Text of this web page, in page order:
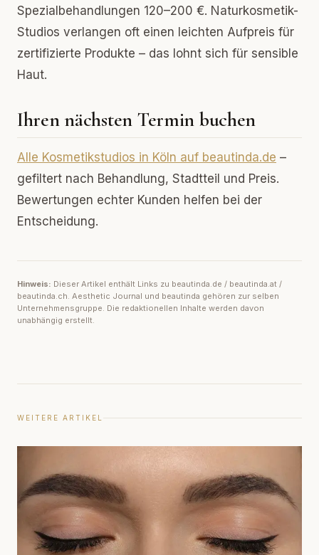
Spezialbehandlungen 120–200 €. Naturkosmetik-
Studios verlangen oft einen leichten Aufpreis für
zertifizierte Produkte – das lohnt sich für sensible
Haut.
Ihren nächsten Termin buchen
Alle Kosmetikstudios in Köln auf beautinda.de –
gefiltert nach Behandlung, Stadtteil und Preis.
Bewertungen echter Kunden helfen bei der
Entscheidung.
Hinweis: Dieser Artikel enthält Links zu beautinda.de / beautinda.at /
beautinda.ch. Aesthetic Journal und beautinda gehören zur selben
Unternehmensgruppe. Die redaktionellen Inhalte werden davon
unabhängig erstellt.
WEITERE ARTIKEL